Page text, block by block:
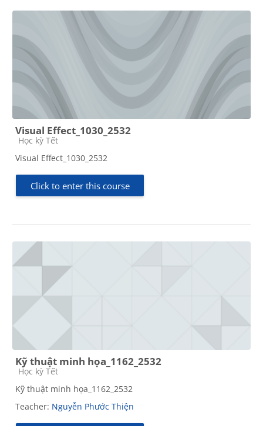
Visual Effect_1030_2532
Course category
Học kỳ Tết
Visual Effect_1030_2532
Click to enter this course
Kỹ thuật minh họa_1162_2532
Course category
Học kỳ Tết
Kỹ thuật minh họa_1162_2532
Teacher: Nguyễn Phước Thiện